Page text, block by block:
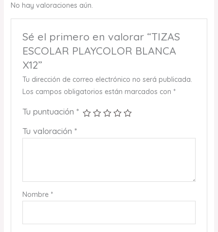
No hay valoraciones aún.
Sé el primero en valorar “TIZAS
ESCOLAR PLAYCOLOR BLANCA
X12”
Tu dirección de correo electrónico no será publicada.
Los campos obligatorios están marcados con *
Tu puntuación *
Tu valoración *
Nombre *